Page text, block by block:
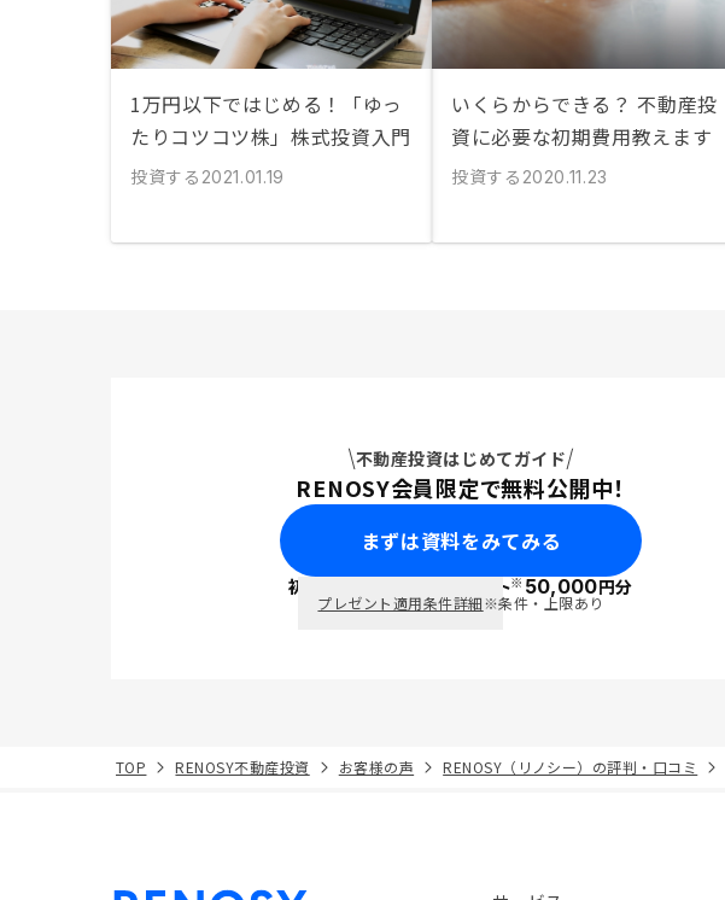
1万円以下ではじめる！「ゆっ
たりコツコツ株」株式投資入門
投資する 2021.01.19
いくらからできる？ 不動産投
資に必要な初期費用教えます
投資する 2020.11.23
不動産投資はじめてガイド
RENOSY会員限定で無料公開中！
まずは資料をみてみる
初回面談で ポイント※50,000円分
プレゼント適用条件詳細※条件・上限あり
TOP RENOSY不動産投資 お客様の声 RENOSY（リノシー）の評判・口コミ